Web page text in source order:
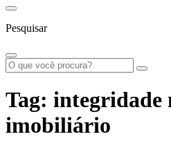
Pesquisar
Tag: integridade
imobiliário